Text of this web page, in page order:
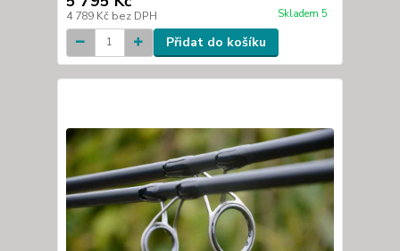
4 789 Kč bez DPH Skladem 5
Přidat do košíku